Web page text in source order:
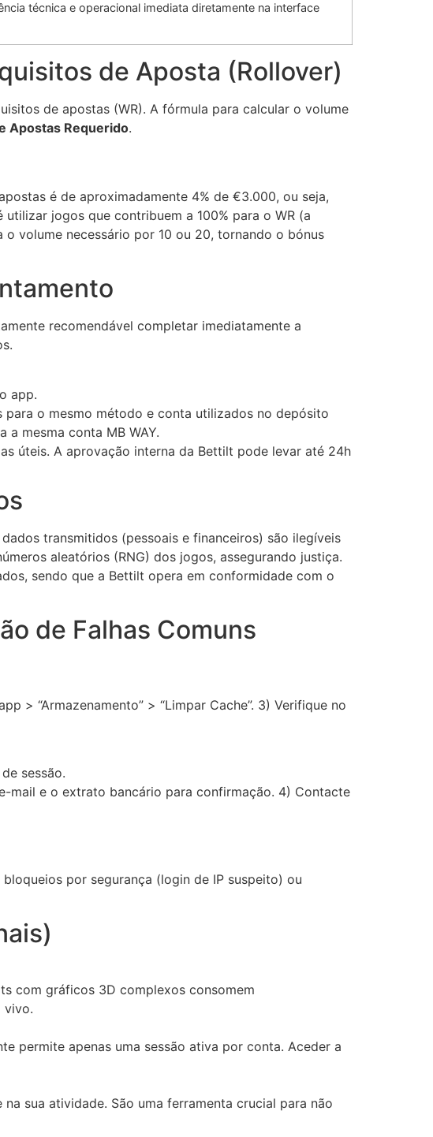
técnica e operacional imediata diretamente na interface
de Aposta (Rollover)
de apostas (WR). A fórmula para calcular o volume
Apostas Requerido.
é de aproximadamente 4% de €3.000, ou seja,
utilizar jogos que contribuem a 100% para o WR (a
volume necessário por 10 ou 20, tornando o bónus
recomendável completar imediatamente a
app.
o mesmo método e conta utilizados no depósito
a mesma conta MB WAY.
úteis. A aprovação interna da Bettilt pode levar até 24h
transmitidos (pessoais e financeiros) são ilegíveis
aleatórios (RNG) dos jogos, assegurando justiça.
sendo que a Bettilt opera em conformidade com o
de Falhas Comuns
> “Armazenamento” > “Limpar Cache”. 3) Verifique no
sessão.
mail e o extrato bancário para confirmação. 4) Contacte
por segurança (login de IP suspeito) ou
com gráficos 3D complexos consomem
vivo.
permite apenas uma sessão ativa por conta. Aceder a
sua atividade. São uma ferramenta crucial para não